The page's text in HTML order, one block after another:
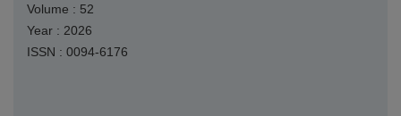
Volume : 52
Year : 2026
ISSN : 0094-6176